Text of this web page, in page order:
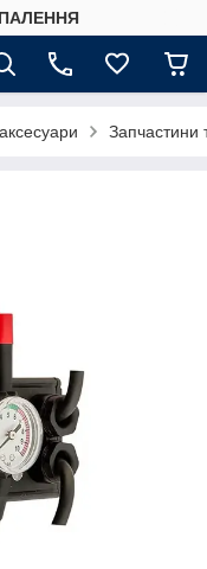
Запчастини